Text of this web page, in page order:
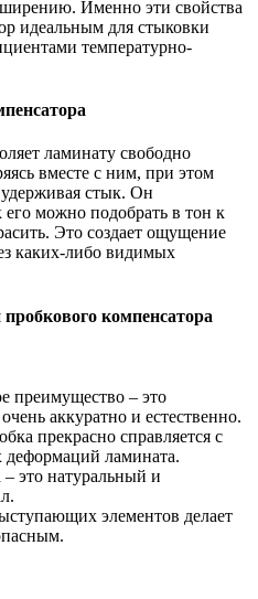
Именно эти свойства
идеальным для стыковки
температурно-
ламинату свободно
вместе с ним, при этом
удерживая стык. Он
можно подобрать в тон к
Это создает ощущение
каких-либо видимых
компенсатора
преимущество – это
аккуратно и естественно.
прекрасно справляется с
деформаций ламината.
это натуральный и
элементов делает